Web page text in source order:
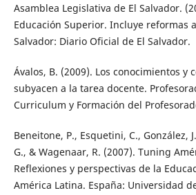
Asamblea Legislativa de El Salvador.
Educación Superior. Incluye reformas
Salvador: Diario Oficial de El Salvador.
Ávalos, B. (2009). Los conocimientos y
subyacen a la tarea docente.
Curriculum y Formación del
Beneitone, P., Esquetini, C., González,
G., & Wagenaar, R. (2007). Tuning
Reflexiones y perspectivas de la
América Latina. España: Universidad